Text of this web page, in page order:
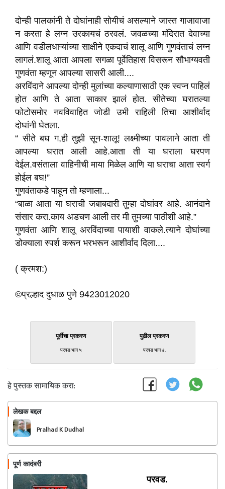
दोन्ही पालकांनी ते दोघांनाही सोयीचं असल्याने जास्त गाजावाजा
न करता हे लग्न उरकायचं ठरवलं. जवळच्या मंदिरात देवाच्या
आणि वडीलधाऱ्यांच्या साक्षीने एकदाचं शालू आणि गुणवंताचं लग्न
लागलं.शालू आता आपला सगळा पूर्वेतिहास विसरून सौभाग्यवती
गुणवंता म्हणून आपल्या सासरी आली....
अरविंदाने आपल्या दोन्ही मुलांच्या कल्याणासाठी एक स्वप्न पाहिलं
होत आणि ते आता साकार झालं होत. सीतेच्या घरातल्या
फोटोसमोर नवविवाहित जोडी उभी राहिली तिचा आशीर्वाद
दोघांनी घेतला.
“सीते बघ ग,ही तुझी सून-शालू! लक्ष्मीच्या पावलाने आता ती
आपल्या घरात आली आहे.आता ती या घराला घरपण
देईल.वसंताला वाहिनीची माया मिळेल आणि या घराचा आता स्वर्ग
होईल बघ!”
गुणवंताकडे पाहून तो म्हणाला...
“बाळा आता या घराची जबाबदारी तुम्हा दोघांवर आहे. आनंदाने
संसार करा.काय अडचण आली तर मी तुमच्या पाठीशी आहे.”
गुणवंता आणि शालू अरविंदाच्या पायाशी वाकले.त्याने दोघांच्या
डोक्याला स्पर्श करून भरभरून आशीर्वाद दिला....
( क्रमश:)
©प्रल्हाद दुधाळ पुणे 9423012020
पूर्वीचा प्रकरण
परवड भाग ५
पुढील प्रकरण
परवड भाग ७.
हे पुस्तक सामायिक करा:
लेखक बद्दल
Pralhad K Dudhal
पूर्ण कादंबरी
परवड.